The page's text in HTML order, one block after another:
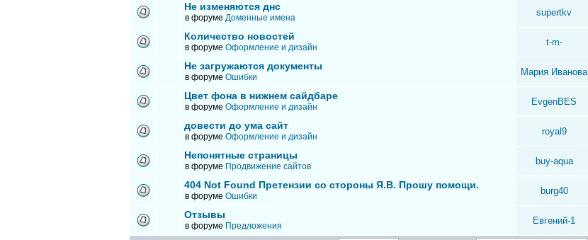
Не изменяются днс
в форуме Доменные имена supertkv
Количество новостей
в форуме Оформление и дизайн t-m-
Не загружаются документы
в форуме Ошибки Мария Иванова
Цвет фона в нижнем сайдбаре
в форуме Оформление и дизайн EvgenBES
довести до ума сайт
в форуме Оформление и дизайн royal9
Непонятные страницы
в форуме Продвижение сайтов buy-aqua
404 Not Found Претензии со стороны Я.В. Прошу помощи.
в форуме Ошибки burg40
Отзывы
в форуме Предложения Евгений-1